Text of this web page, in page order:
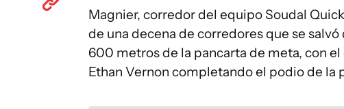
Magnier, corredor del equipo Soudal
de una decena de corredores que se
600 metros de la pancarta de meta, con
Ethan Vernon completando el podio de la